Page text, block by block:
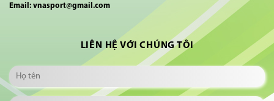
Email: vnasport@gmail.com
LIÊN HỆ VỚI CHÚNG TÔI